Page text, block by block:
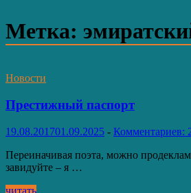
Метка:
Новости
Престижный паспорт
19.08.201701.09.2025 - Комментариев:
Переиначивая поэта, можно
завидуйте – я …
Престижный
читать